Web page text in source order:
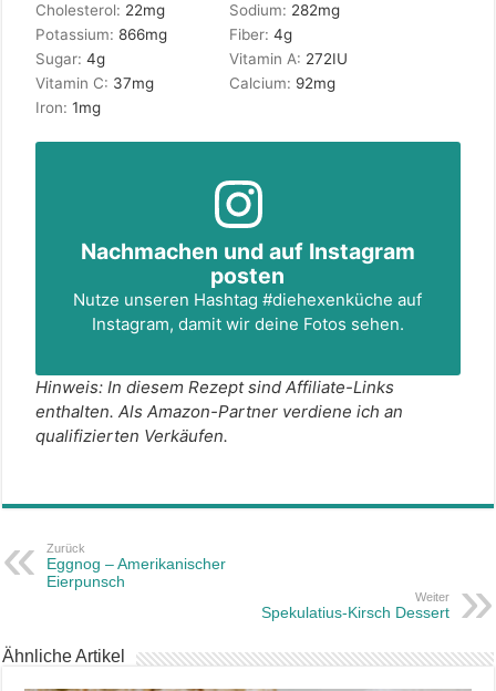
Cholesterol: 22mg Sodium: 282mg
Potassium:866mg Fiber:4g
Sugar:4g Vitamin A: 272IU
Vitamin C: 37mg Calcium: 92mg
Iron:1mg
Nachmachen und auf Instagram
posten
Nutze unseren Hashtag#diehexenküche auf
Instagram, damit wir deine Fotos sehen.
Hinweis: In diesem Rezept sind Affiliate-Links
enthalten. Als Amazon-Partner verdiene ich an
qualifizierten Verkäufen.
Zurück
Eggnog – Amerikanischer
Eierpunsch
Weiter
Spekulatius-Kirsch Dessert
Ähnliche Artikel